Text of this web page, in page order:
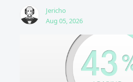
Jericho
Aug 05, 2026